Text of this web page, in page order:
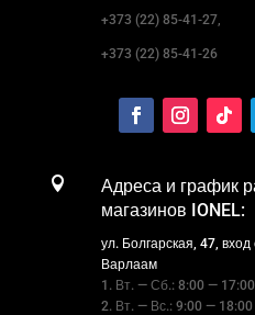
+373 (22) 85-41-27,
+373 (22) 85-41-26

Адреса и график
магазинов IONEL:
ул. Болгарская, 47,
Варлаам
1. Вт. — Сб.: 8:00 — 17:00
2. Вт. — Вс.: 9:00 — 18:00